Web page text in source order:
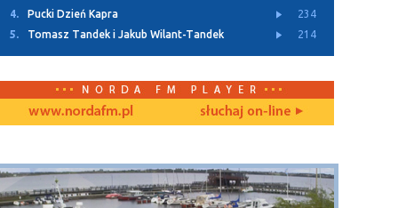
4.
Monika Labuda i Urszula Walburg
1560
5.
Jacek Pałubicki 1138